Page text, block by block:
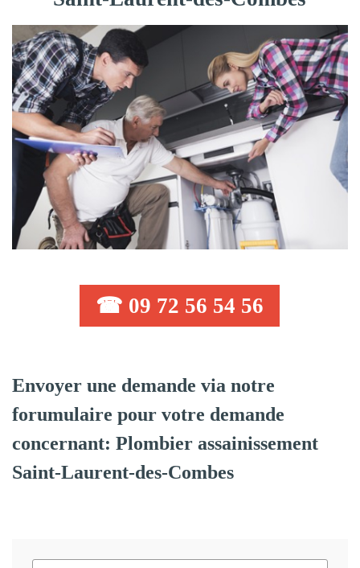
☎ 09 72 56 54 56
Envoyer une demande via notre
forumulaire pour votre demande
concernant: Plombier assainissement
Saint-Laurent-des-Combes